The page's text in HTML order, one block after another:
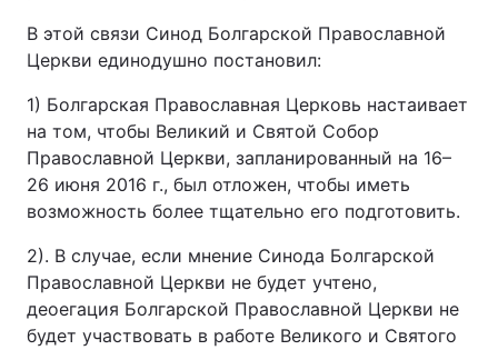
В этой связи Синод Болгарской Православной
Церкви единодушно постановил:
1) Болгарская Православная Церковь настаивает
на том, чтобы Великий и Святой Собор
Православной Церкви, запланированный на 16–
26 июня 2016 г., был отложен, чтобы иметь
возможность более тщательно его подготовить.
2). В случае, если мнение Синода Болгарской
Православной Церкви не будет учтено,
деоегация Болгарской Православной Церкви не
будет участвовать в работе Великого и Святого